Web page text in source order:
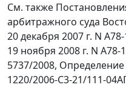
См. также
арбитражного суда
20 декабря 2007 г. N
19 ноября 2008 г. N А78-
5737/2008, Определение
1220/2006-С3-21/111-